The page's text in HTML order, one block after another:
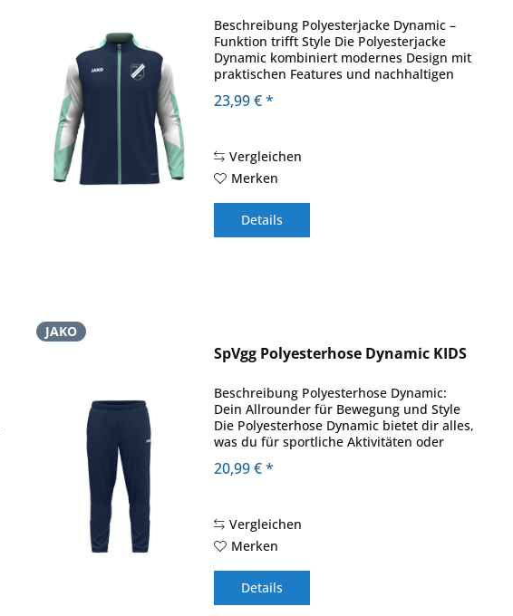
Beschreibung Polyesterjacke Dynamic –
Funktion trifft Style Die Polyesterjacke
Dynamic kombiniert modernes Design mit
praktischen Features und nachhaltigen
Kontrast setzt die Jacke stylische
23,99 € *
Vergleichen
Merken
Details
JAKO
SpVgg Polyesterhose Dynamic KIDS
Beschreibung Polyesterhose Dynamic:
Dein Allrounder für Bewegung und Style
Die Polyesterhose Dynamic bietet dir alles,
was du für sportliche Aktivitäten oder
Beinabschluss mit Reißverschluss und
20,99 € *
Vergleichen
Merken
Details